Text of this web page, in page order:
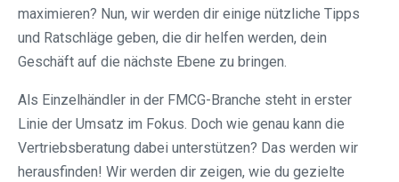
maximieren? Nun, wir werden dir einige nützliche Tipps
und Ratschläge geben, die dir helfen werden, dein
Geschäft auf die nächste Ebene zu bringen.
Als Einzelhändler in der FMCG-Branche steht in erster
Linie der Umsatz im Fokus. Doch wie genau kann die
Vertriebsberatung dabei unterstützen? Das werden wir
herausfinden! Wir werden dir zeigen, wie du gezielte